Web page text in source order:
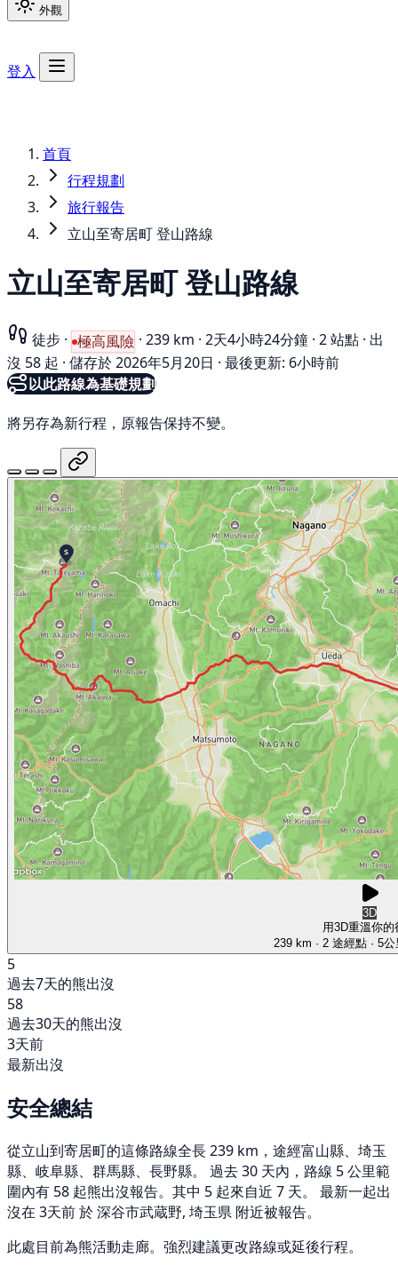
外觀
登入
首頁
行程規劃
旅行報告
立山至寄居町 登山路線
立山至寄居町 登山路線
徒步 · 極高風險 · 239 km · 2天4小時24分鐘 · 2 站點 · 出
沒 58 起 · 儲存於 2026年5月20日 · 最後更新: 6小時前
以此路線為基礎規劃
將另存為新行程，原報告保持不變。
3D
用3D重溫你的
239 km · 2 途經點 · 5
5
過去7天的熊出沒
58
過去30天的熊出沒
3天前
最新出沒
安全總結
從立山到寄居町的這條路線全長 239 km，途經富山縣、埼玉
縣、岐阜縣、群馬縣、長野縣。 過去 30 天內，路線 5 公里範
圍內有 58 起熊出沒報告。其中 5 起來自近 7 天。 最新一起出
沒在 3天前 於 深谷市武蔵野, 埼玉県 附近被報告。
此處目前為熊活動走廊。強烈建議更改路線或延後行程。